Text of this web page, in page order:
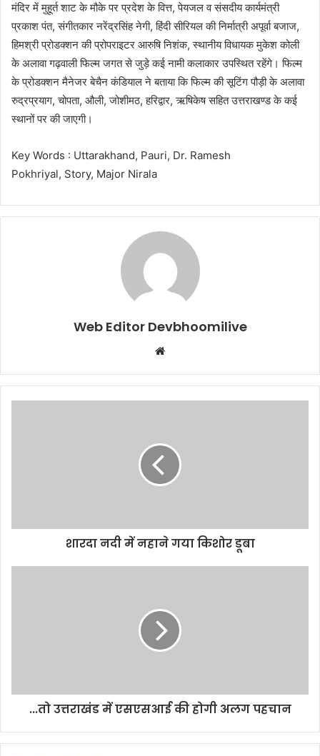
मंदिर में मुहूर्त शाट के मौके पर प्रदेश के वित्त, पेयजल व संसदीय कार्यमंत्री
प्रकाश पंत, संगीतकार नरेंद्रसिंह नेगी, हिंदी सीरियल की निर्मात्री अपूर्वा बजाज,
हिमश्री प्रोडक्शन की प्रोपराइटर आरुषि निशंक, स्थानीय विधायक मुकेश कोली
के अलावा गढ़वाली फिल्म जगत से जुड़े कई नामी कलाकार उपस्थित रहेंगे। फिल्म
के प्रोडक्शन मैनेजर बेचैन कंडियाल ने बताया कि फिल्म की सूटिंग पौड़ी के अलावा
रुद्रप्रयाग, चोपता, औली, जोशीमठ, हरिद्वार, ऋषिकेष सहित उत्तराखण्ड के कई
स्थानों पर की जाएगी।
Key Words : Uttarakhand, Pauri, Dr. Ramesh
Pokhriyal, Story, Major Nirala
Web Editor Devbhoomilive
Website
शारदा नदी में नहाने गया किशोर डूबा
...तो उत्तराखंड में एसएसआई की होगी अलग पहचान